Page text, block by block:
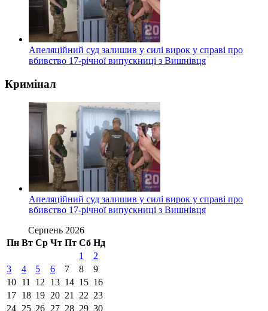
Апеляційний суд залишив у силі вирок у справі про
вбивство 17-річної випускниці з Вишнівця
Кримінал
Апеляційний суд залишив у силі вирок у справі про
вбивство 17-річної випускниці з Вишнівця
Серпень 2026
Пн Вт Ср Чт Пт Сб Нд
1
2
3
4 5 6 7 8
9
10 11 12 13 14 15 16
17 18 19 20 21 22 23
24 25 26 27 28 29 30